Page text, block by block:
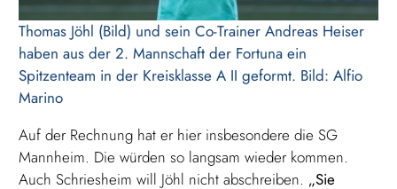
Thomas Jöhl (Bild) und sein Co-Trainer Andreas Heiser
haben aus der 2. Mannschaft der Fortuna ein
Spitzenteam in der Kreisklasse A II geformt. Bild: Alfio
Marino
Auf der Rechnung hat er hier insbesondere die SG
Mannheim. Die würden so langsam wieder kommen.
Auch Schriesheim will Jöhl nicht abschreiben. „Sie